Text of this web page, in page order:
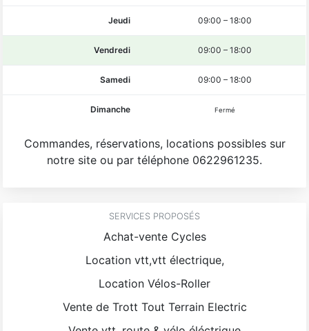
Jeudi 09:00 –18:00
Vendredi 09:00 –18:00
Samedi 09:00 –18:00
Dimanche Fermé
Commandes, réservations, locations possibles sur
notre site ou par téléphone 0622961235.
SERVICES PROPOSÉS
Achat-vente Cycles
Location vtt,vtt électrique,
Location Vélos-Roller
Vente de Trott Tout Terrain Electric